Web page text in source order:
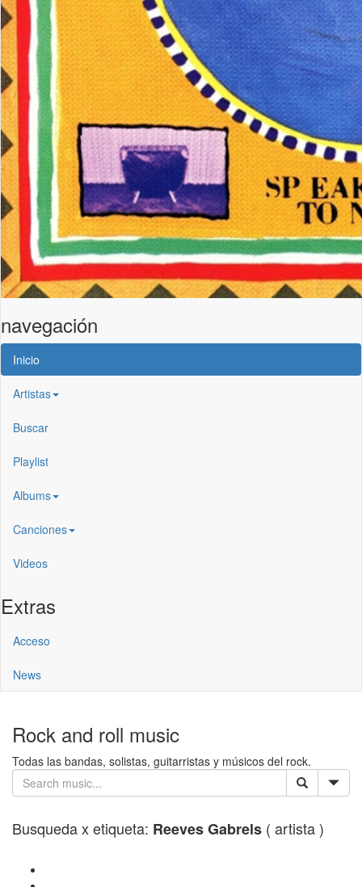
navegación
Inicio
Artistas
Buscar
Playlist
Albums
Canciones
Videos
Extras
Acceso
News
Rock and roll music
Todas las bandas, solistas, guitarristas y músicos del rock.
Busqueda x etiqueta: Reeves Gabrels ( artista )